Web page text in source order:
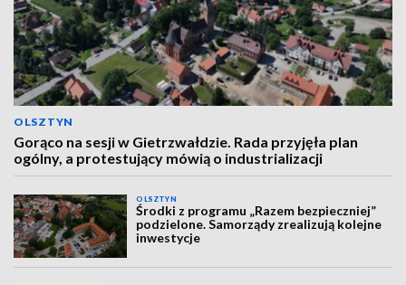
OLSZTYN
Gorąco na sesji w Gietrzwałdzie. Rada przyjęła plan
ogólny, a protestujący mówią o industrializacji
OLSZTYN
Środki z programu „Razem bezpieczniej”
podzielone. Samorządy zrealizują kolejne
inwestycje